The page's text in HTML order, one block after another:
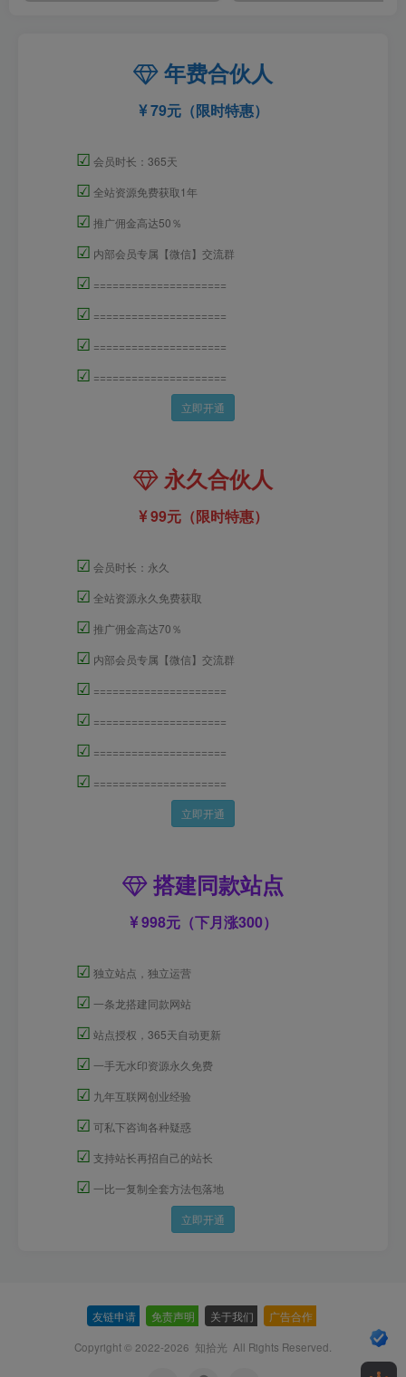
年费合伙人
79元（限时特惠）
☑ 会员时长：365天
☑ 全站资源免费获取1年
☑ 推广佣金高达50％
☑ 内部会员专属【微信】交流群
☑ =====================
☑ =====================
☑ =====================
☑ =====================
立即开通
永久合伙人
99元（限时特惠）
☑ 会员时长：永久
☑ 全站资源永久免费获取
☑ 推广佣金高达70％
☑ 内部会员专属【微信】交流群
☑ =====================
☑ =====================
☑ =====================
☑ =====================
立即开通
搭建同款站点
998元（下月涨300）
☑ 独立站点，独立运营
☑ 一条龙搭建同款网站
☑ 站点授权，365天自动更新
☑ 一手无水印资源永久免费
☑ 九年互联网创业经验
☑ 可私下咨询各种疑惑
☑ 支持站长再招自己的站长
☑ 一比一复制全套方法包落地
立即开通
友链申请 免责声明 关于我们 广告合作
Copyright © 2022-2026 知拾光 All Rights Reserved.